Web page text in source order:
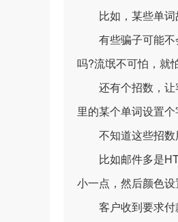
比如，某些单词
有些骗子可能不
吗?流氓不可怕，就
还有个招数，让
里的某个单词设置
不知道这些招数
比如邮件多是
小一点，然后颜色
客户收到要求付